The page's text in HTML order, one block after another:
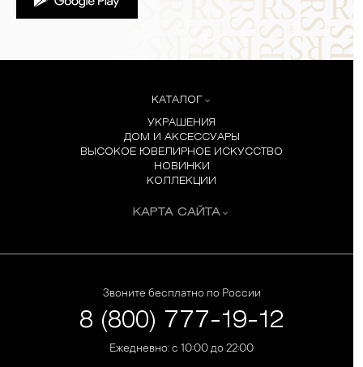
КАТАЛОГ
УКРАШЕНИЯ
ДОМ И АКСЕССУАРЫ
ВЫСОКОЕ ЮВЕЛИРНОЕ ИСКУССТВО
НОВИНКИ
КОЛЛЕКЦИИ
КАРТА САЙТА
Звоните бесплатно по России
8 (800) 777-19-12
Ежедневно: с 10:00 до 22:00